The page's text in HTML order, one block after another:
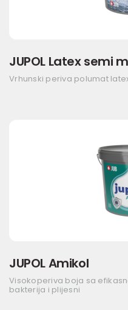
JUPOL Latex semi
Vrhunski periva polumat
JUPOL Amikol
Visokoperiva boja sa
bakterija i plijesni